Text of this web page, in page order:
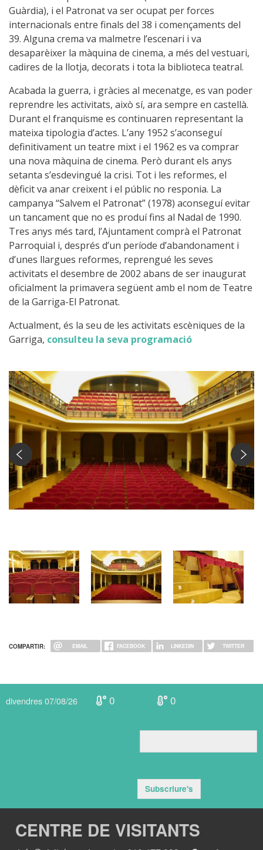
Guàrdia), i el Patronat va ser ocupat per forces
internacionals entre finals del 38 i començaments del
39. Alguna crema va malmetre l’escenari i va
desaparèixer la màquina de cinema, a més del vestuari,
cadires de la llotja, decorats i tota la biblioteca teatral.
Acabada la guerra, i gràcies al mecenatge, es van poder
reprendre les activitats, això sí, ara sempre en castellà.
Durant el franquisme es continuaren representant la
mateixa tipologia d’actes. L’any 1952 s’aconseguí
definitivament un teatre mixt i el 1962 es va comprar
una nova màquina de cinema. Però durant els anys
setanta s’esdevingué la crisi. Tot i les reformes, el
dèficit va anar creixent i el públic no responia. La
campanya “Salvem el Patronat” (1978) aconseguí evitar
un tancament que no es produí fins al Nadal de 1990.
Tres anys més tard, l’Ajuntament comprà el Patronat
Parroquial i, després d’un període d’abandonament i
d’unes llargues reformes, reprengué les seves
activitats el desembre de 2002 abans de ser inaugurat
oficialment la primavera següent amb el nom de Teatre
de la Garriga-El Patronat.
Actualment, és la seu de les activitats escèniques de la
Garriga, consulteu la seva programació
COMPARTIR: EMAIL FACEBOOK LINKEDIN TWITTER
divendres 07/08/26 0 0
Subscriure's
CENTRE DE VISITANTS